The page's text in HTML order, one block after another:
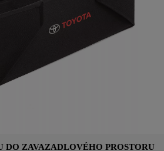
ZAVAZADLOVÉHO PROSTORU